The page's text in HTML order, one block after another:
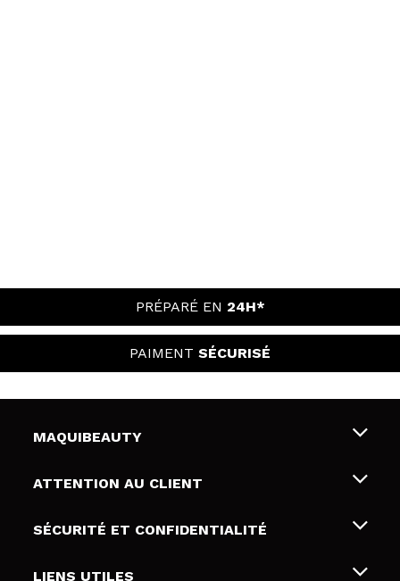
PRÉPARÉ EN 24H*
PAIMENT SÉCURISÉ
MAQUIBEAUTY
Qui sommes nous
Cartes-cadeaux
ATTENTION AU CLIENT
Livraison & retour
Modes de paiement
SÉCURITÉ ET CONFIDENTIALITÉ
Conditions et confidentialité
LIENS UTILES